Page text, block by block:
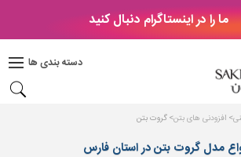
ما را در اینستاگرام دنبال کنید
دسته بندی ها
افزودنی های بتن گروت بتن
مدل گروت بتن در استان فارس